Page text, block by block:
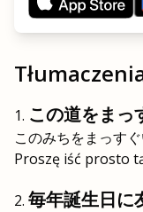
この道をまっ
このみちをまっすぐ
Proszę iść prosto
毎年誕生日に